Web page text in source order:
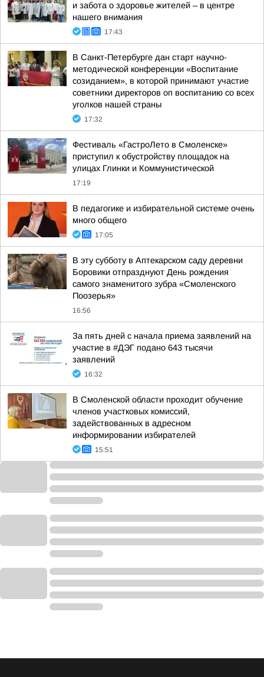
и забота о здоровье жителей – в центре
нашего внимания
17:43
В Санкт-Петербурге дан старт научно-
методической конференции «Воспитание
созиданием», в которой принимают участие
советники директоров оп воспитанию со всех
уголков нашей страны
17:32
Фестиваль «ГастроЛето в Смоленске»
приступил к обустройству площадок на
улицах Глинки и Коммунистической
17:19
В педагогике и избирательной системе очень
много общего
17:05
В эту субботу в Аптекарском саду деревни
Боровики отпразднуют День рождения
самого знаменитого зубра «Смоленского
Поозерья»
16:56
За пять дней с начала приема заявлений на
участие в #ДЭГ подано 643 тысячи
заявлений
16:32
В Смоленской области проходит обучение
членов участковых комиссий,
задействованных в адресном
информировании избирателей
15:51